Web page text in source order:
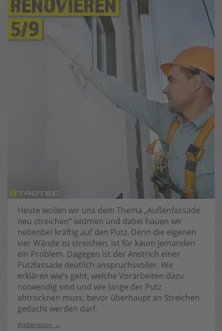
Heute wollen wir uns dem Thema „Außenfassade
neu streichen“ widmen und dabei hauen wir
nebenbei kräftig auf den Putz. Denn die eigenen
vier Wände zu streichen, ist für kaum jemanden
ein Problem. Dagegen ist der Anstrich einer
Putzfassade deutlich anspruchsvoller. Wir
erklären wie’s geht, welche Vorarbeiten dazu
notwendig sind und wie lange der Putz
abtrocknen muss, bevor überhaupt an Streichen
gedacht werden darf.
Weiterlesen